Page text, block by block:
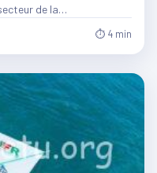
de la…
⏱ 4 min